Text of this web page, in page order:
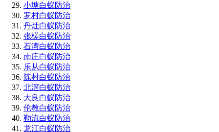
小塘白蚁防治
罗村白蚁防治
丹灶白蚁防治
张槎白蚁防治
石湾白蚁防治
南庄白蚁防治
乐从白蚁防治
陈村白蚁防治
北滘白蚁防治
大良白蚁防治
伦教白蚁防治
勒流白蚁防治
龙江白蚁防治